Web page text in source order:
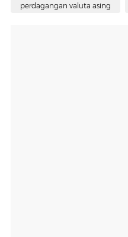
perdagangan valuta asing